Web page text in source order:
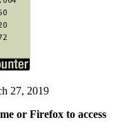
27, 2019
or Firefox to access